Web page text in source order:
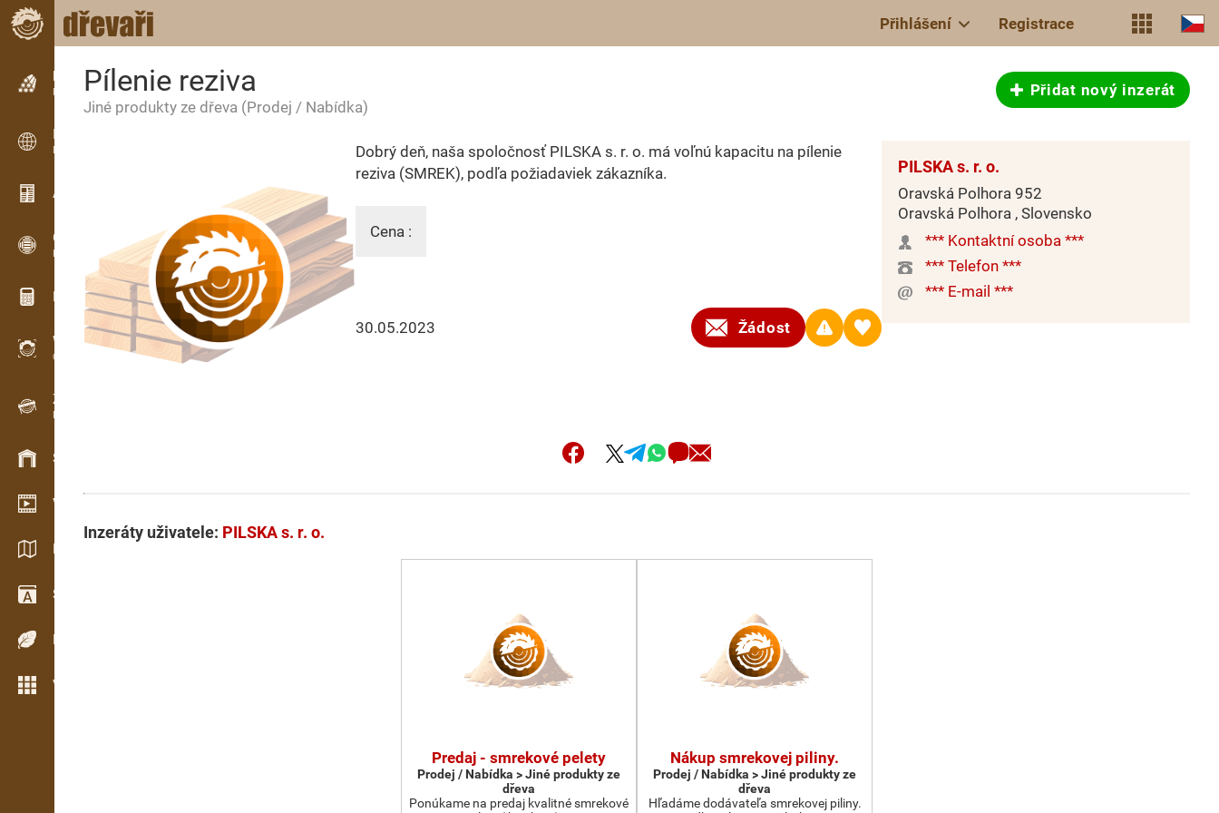
Přihlášení Registrace
Inzerce
Řádková inzerce
Inzerce
Mezinárodní inzerce
Aktuality / Články
OPTI-TIMB
Pořezová schémata
Dřevařské kalkulačky
WoodProfi
Objem dřeva s AI
Záznamník
Evidence dřeva v terénu
Skladové hospodářství
Video showroom
Katalogy / Brožury
Slovník
Dřeviny
Více možností
Pílenie reziva
Jiné produkty ze dřeva (Prodej / Nabídka)
Přidat nový inzerát
Dobrý deň, naša spoločnosť PILSKA s. r. o. má voľnú kapacitu na pílenie
reziva (SMREK), podľa požiadaviek zákazníka.
Cena :
30.05.2023 Žádost
PILSKA s. r. o.
Oravská Polhora 952
Oravská Polhora , Slovensko
*** Kontaktní osoba ***
*** Telefon ***
*** E-mail ***
Inzeráty uživatele: PILSKA s. r. o.
Predaj - smrekové pelety
Prodej / Nabídka > Jiné produkty ze
dřeva
Ponúkame na predaj kvalitné smrekové
Nákup smrekovej piliny.
Prodej / Nabídka > Jiné produkty ze
dřeva
Hľadáme dodávateľa smrekovej piliny.